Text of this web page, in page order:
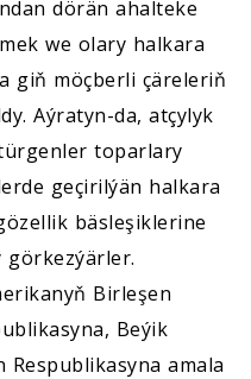
dörän ahalteke
we olary halkara
giň möçberli çäreleriň
Aýratyn-da, atçylyk
toparlary
geçirilýän halkara
bäsleşiklerine
görkezýärler.
Birleşen
Beýik
amala